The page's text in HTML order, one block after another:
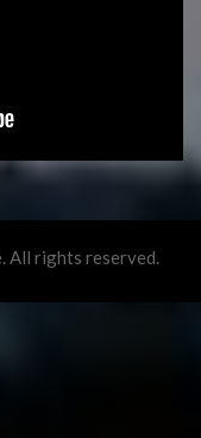
All rights reserved.